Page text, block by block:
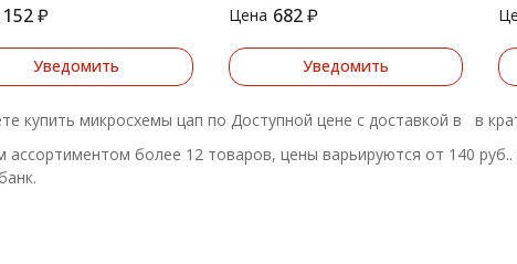
152 ₽
Уведомить
Цена 682 ₽
Уведомить
купить микросхемы цап по Доступной цене с доставкой в в
более 12 товаров, цены варьируются от 140